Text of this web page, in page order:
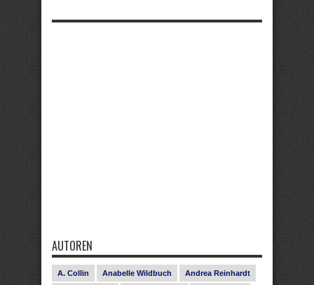
AUTOREN
A. Collin Anabelle Wildbuch Andrea Reinhardt